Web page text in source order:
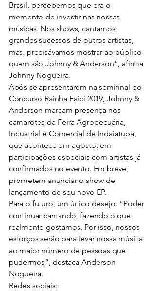
Brasil, percebemos que era o
momento de investir nas nossas
músicas. Nos shows, cantamos
grandes sucessos de outros artistas,
mas, precisávamos mostrar ao público
quem são Johnny & Anderson”, afirma
Johnny Nogueira.
Após se apresentarem na semifinal do
Concurso Rainha Faici 2019, Johnny &
Anderson marcam presença nos
camarotes da Feira Agropecuária,
Industrial e Comercial de Indaiatuba,
que acontece em agosto, em
participações especiais com artistas já
confirmados no evento. Em breve,
prometem anunciar o show de
lançamento de seu novo EP.
Para o futuro, um único desejo. “Poder
continuar cantando, fazendo o que
realmente gostamos. Por isso, nossos
esforços serão para levar nossa música
ao maior número de pessoas que
pudermos”, destaca Anderson
Nogueira.
Redes sociais: